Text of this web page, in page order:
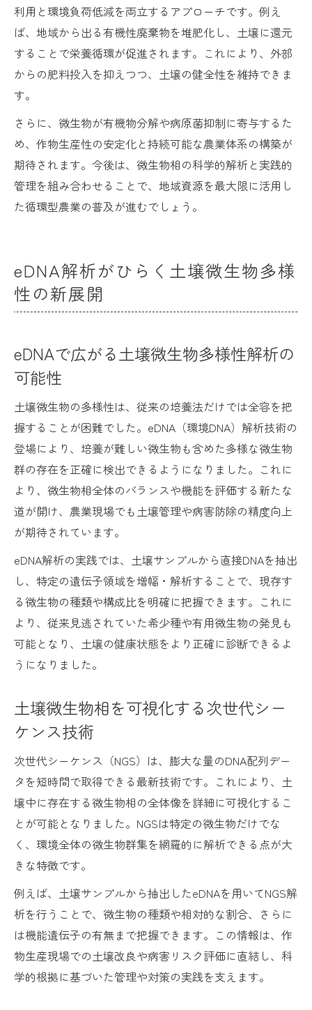
利用と環境負荷低減を両立するアプローチです。例え
ば、地域から出る有機性廃棄物を堆肥化し、土壌に還元
することで栄養循環が促進されます。これにより、外部
からの肥料投入を抑えつつ、土壌の健全性を維持できま
す。
さらに、微生物が有機物分解や病原菌抑制に寄与するた
め、作物生産性の安定化と持続可能な農業体系の構築が
期待されます。今後は、微生物相の科学的解析と実践的
管理を組み合わせることで、地域資源を最大限に活用し
た循環型農業の普及が進むでしょう。
eDNA解析がひらく土壌微生物多様
性の新展開
eDNAで広がる土壌微生物多様性解析の
可能性
土壌微生物の多様性は、従来の培養法だけでは全容を把
握することが困難でした。eDNA（環境DNA）解析技術の
登場により、培養が難しい微生物も含めた多様な微生物
群の存在を正確に検出できるようになりました。これに
より、微生物相全体のバランスや機能を評価する新たな
道が開け、農業現場でも土壌管理や病害防除の精度向上
が期待されています。
eDNA解析の実践では、土壌サンプルから直接DNAを抽出
し、特定の遺伝子領域を増幅・解析することで、現存す
る微生物の種類や構成比を明確に把握できます。これに
より、従来見逃されていた希少種や有用微生物の発見も
可能となり、土壌の健康状態をより正確に診断できるよ
うになりました。
土壌微生物相を可視化する次世代シー
ケンス技術
次世代シーケンス（NGS）は、膨大な量のDNA配列デー
タを短時間で取得できる最新技術です。これにより、土
壌中に存在する微生物相の全体像を詳細に可視化するこ
とが可能となりました。NGSは特定の微生物だけでな
く、環境全体の微生物群集を網羅的に解析できる点が大
きな特徴です。
例えば、土壌サンプルから抽出したeDNAを用いてNGS解
析を行うことで、微生物の種類や相対的な割合、さらに
は機能遺伝子の有無まで把握できます。この情報は、作
物生産現場での土壌改良や病害リスク評価に直結し、科
学的根拠に基づいた管理や対策の実践を支えます。